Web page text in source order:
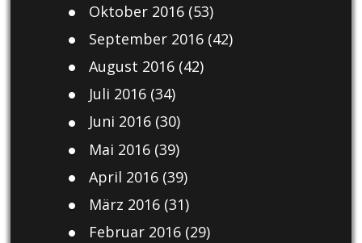
Oktober 2016(53)
September 2016(42)
August 2016(42)
Juli 2016(34)
Juni 2016(30)
Mai 2016(39)
April 2016(39)
März 2016(31)
Februar 2016(29)